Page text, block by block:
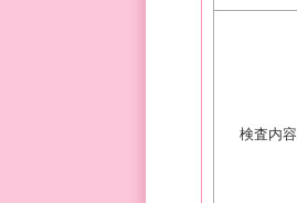
検査内容